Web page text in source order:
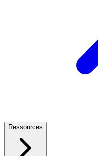
Ressources